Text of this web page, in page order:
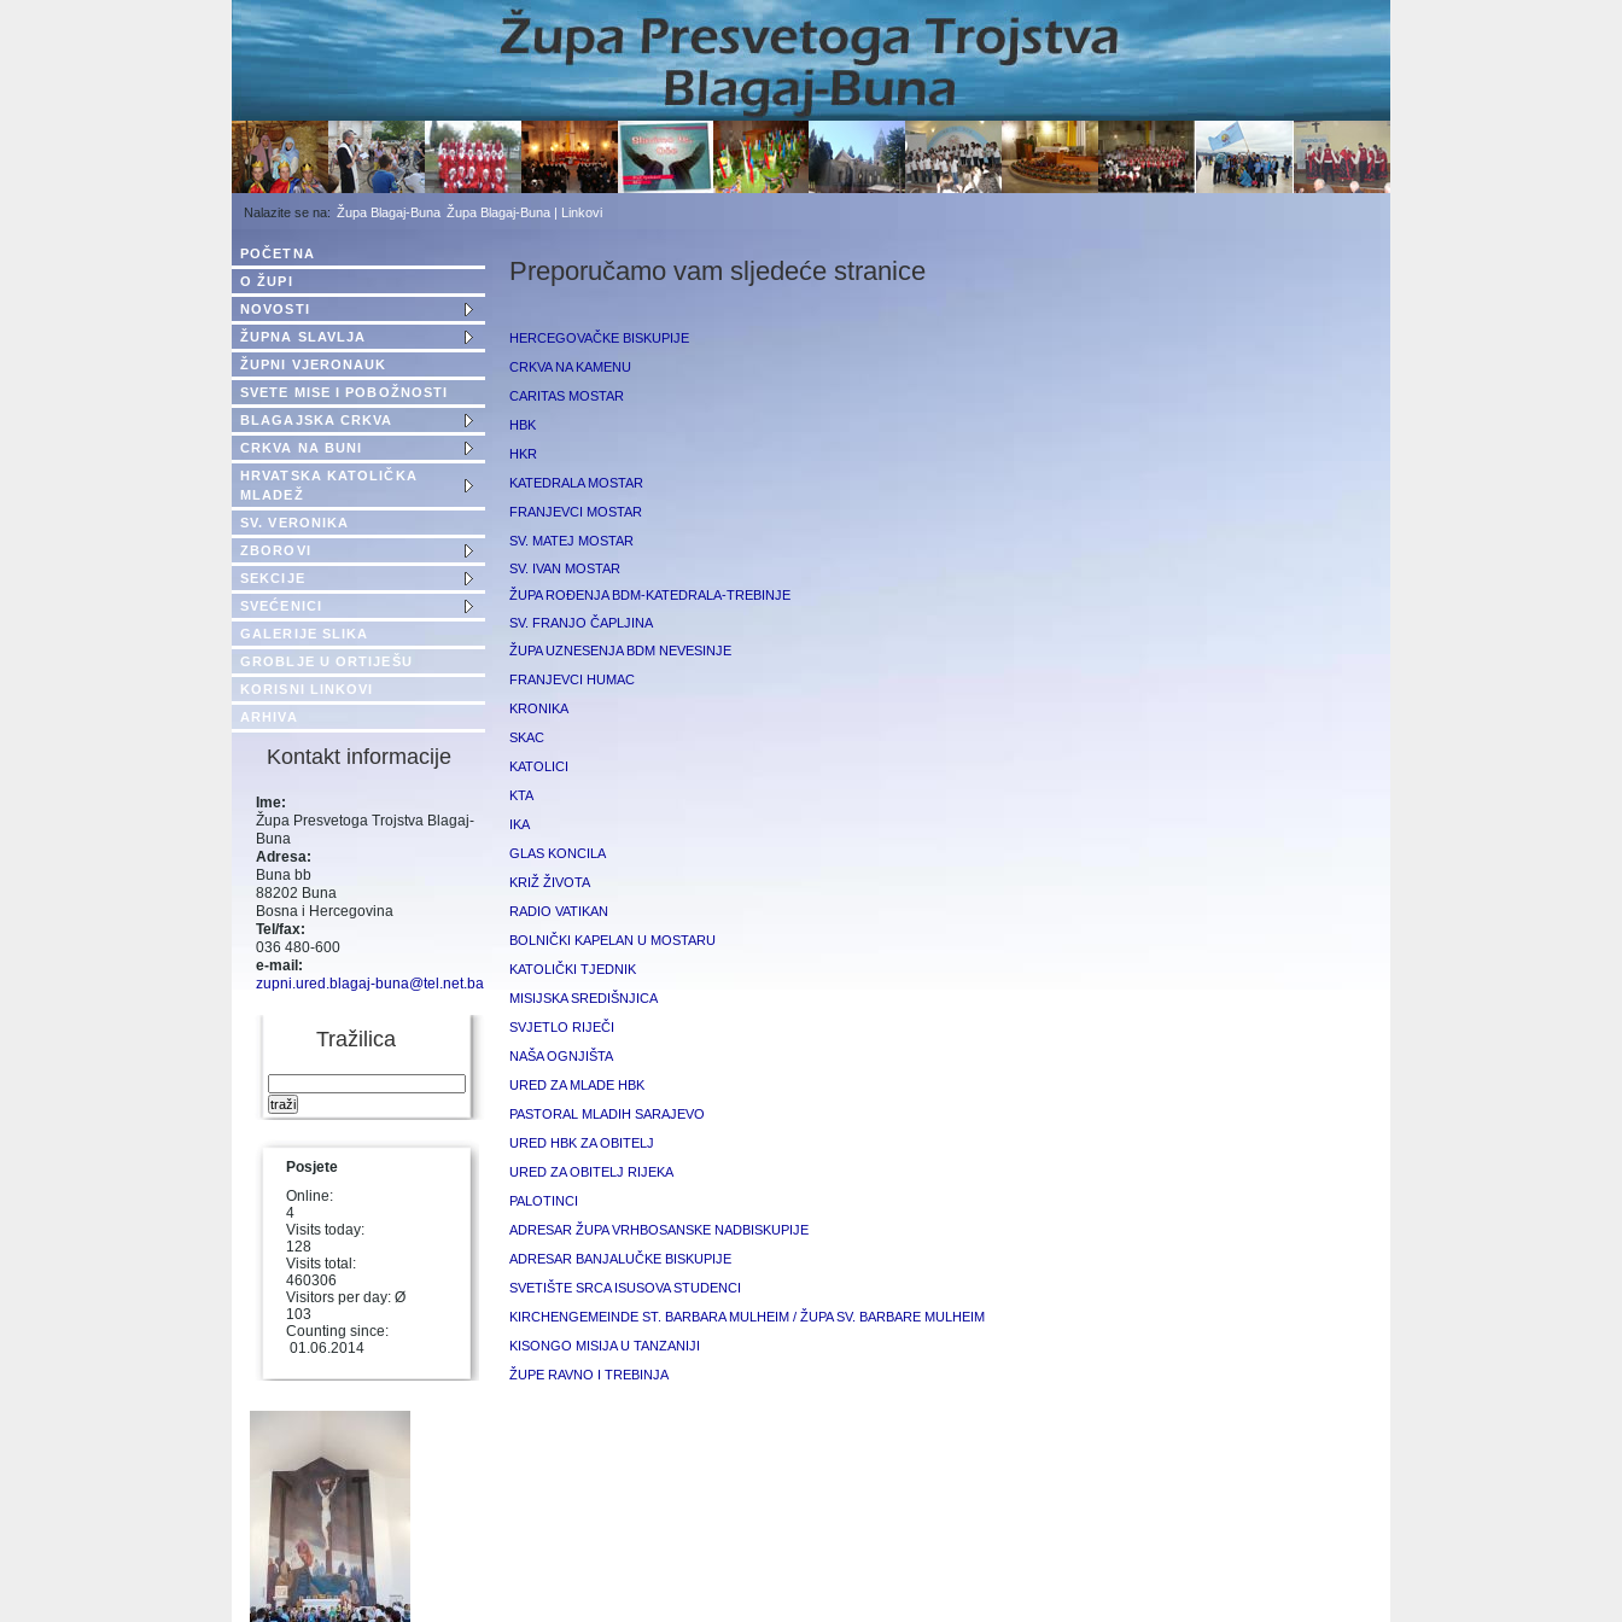
Župa Blagaj-Buna Župa Blagaj-Buna | Linkovi
Preporučamo vam sljedeće stranice
HERCEGOVAČKE BISKUPIJE
CRKVA NA KAMENU
CARITAS MOSTAR
HBK
HKR
KATEDRALA MOSTAR
FRANJEVCI MOSTAR
SV. MATEJ MOSTAR
SV. IVAN MOSTAR
ŽUPA ROĐENJA BDM-KATEDRALA-TREBINJE
SV. FRANJO ČAPLJINA
ŽUPA UZNESENJA BDM NEVESINJE
FRANJEVCI HUMAC
KRONIKA
SKAC
KATOLICI
KTA
IKA
GLAS KONCILA
KRIŽ ŽIVOTA
RADIO VATIKAN
BOLNIČKI KAPELAN U MOSTARU
KATOLIČKI TJEDNIK
MISIJSKA SREDIŠNJICA
SVJETLO RIJEČI
NAŠA OGNJIŠTA
URED ZA MLADE HBK
PASTORAL MLADIH SARAJEVO
URED HBK ZA OBITELJ
URED ZA OBITELJ RIJEKA
PALOTINCI
ADRESAR ŽUPA VRHBOSANSKE NADBISKUPIJE
ADRESAR BANJALUČKE BISKUPIJE
SVETIŠTE SRCA ISUSOVA STUDENCI
KIRCHENGEMEINDE ST. BARBARA MULHEIM / ŽUPA SV. BARBARE MULHEIM
KISONGO MISIJA U TANZANIJI
ŽUPE RAVNO I TREBINJA
POČETNA
O ŽUPI
NOVOSTI
ŽUPNA SLAVLJA
ŽUPNI VJERONAUK
SVETE MISE I POBOŽNOSTI
BLAGAJSKA CRKVA
CRKVA NA BUNI
HRVATSKA KATOLIČKA
MLADEŽ
SV. VERONIKA
ZBOROVI
SEKCIJE
SVEĆENICI
GALERIJE SLIKA
GROBLJE U ORTIJEŠU
KORISNI LINKOVI
ARHIVA
Kontakt informacije
Ime:
Župa Presvetoga Trojstva Blagaj-
Buna
Adresa:
Buna bb
88202 Buna
Bosna i Hercegovina
Tel/fax:
036 480-600
e-mail:
zupni.ured.blagaj-buna@tel.net.ba
Tražilica
Posjete
Online:
4
Visits today:
128
Visits total:
460306
Visitors per day: Ø
103
Counting since:
01.06.2014